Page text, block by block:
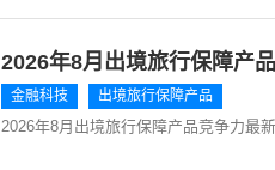
2026年8月出境旅行保障产
金融科技 出境旅行保障产品
2026年8月出境旅行保障产品竞争力最